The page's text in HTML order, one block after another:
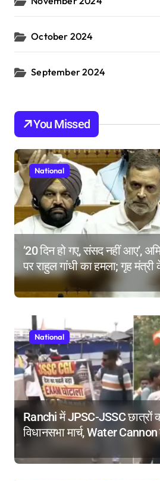
October 2024
September 2024
You Missed
National
’20 दिन हो गए, संसद नहीं आए’,
पर राहुल गांधी का हमला; गृह मंत्री
इस्तीफे की मांग क्यों?
National
Ranchi में JPSC-JSSC छात्रों
विधानसभा मार्च, Water
किया Dance, तोड़े बैरिकेड!